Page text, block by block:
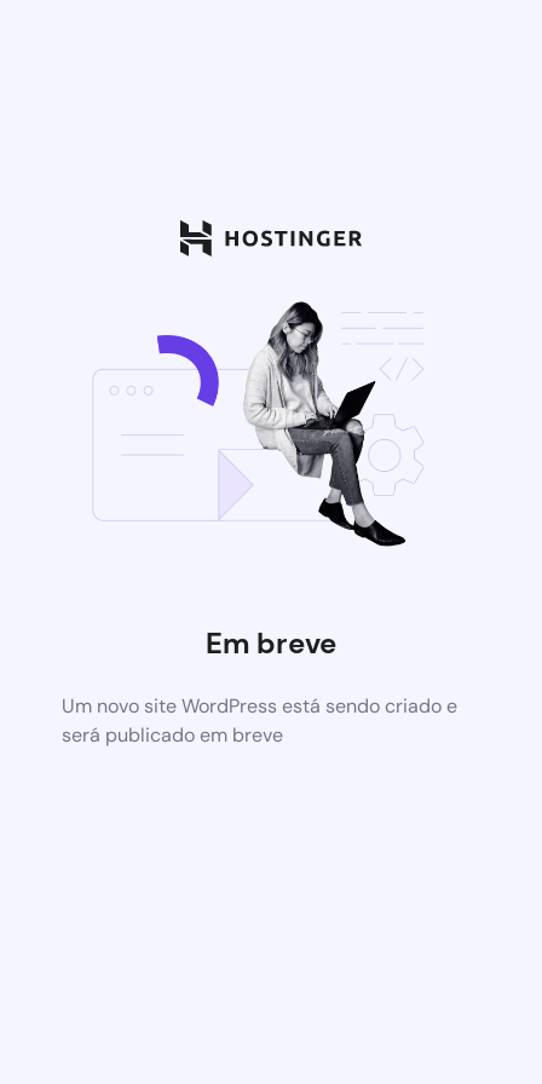
Em breve
Um novo site WordPress está sendo criado e
será publicado em breve